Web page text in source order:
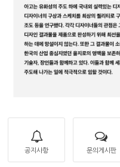
공지사항 문의게시판